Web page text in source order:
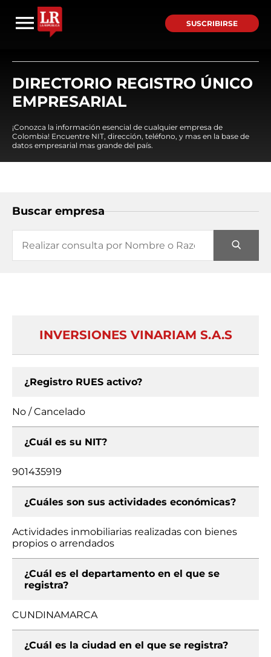
SUSCRIBIRSE
DIRECTORIO REGISTRO ÚNICO
EMPRESARIAL
¡Conozca la información esencial de cualquier empresa de
Colombia! Encuentre NIT, dirección, teléfono, y mas en la base de
datos empresarial mas grande del país.
Buscar empresa
INVERSIONES VINARIAM S.A.S
¿Registro RUES activo?
No / Cancelado
¿Cuál es su NIT?
901435919
¿Cuáles son sus actividades económicas?
Actividades inmobiliarias realizadas con bienes
propios o arrendados
¿Cuál es el departamento en el que se
registra?
CUNDINAMARCA
¿Cuál es la ciudad en el que se registra?